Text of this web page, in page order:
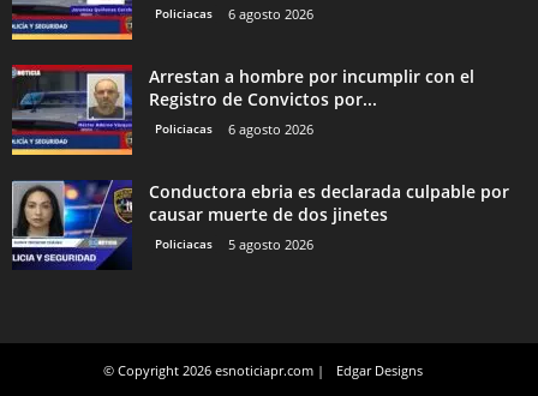
Policiacas 6 agosto 2026
Arrestan a hombre por incumplir con el
Registro de Convictos por...
Policiacas 6 agosto 2026
Conductora ebria es declarada culpable por
causar muerte de dos jinetes
Policiacas 5 agosto 2026
© Copyright 2026 esnoticiapr.com | Edgar Designs